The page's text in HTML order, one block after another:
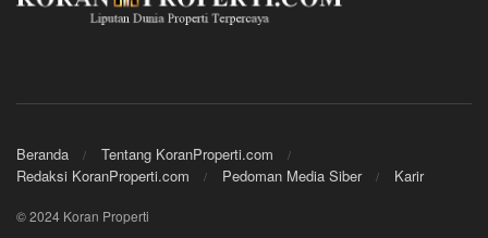
Beranda
Tentang KoranProperti.com
Redaksi KoranProperti.com
Pedoman Media Siber Karir
© 2024 Koran Properti